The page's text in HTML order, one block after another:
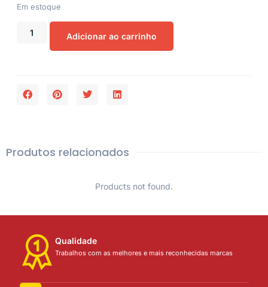
Em estoque
Adicionar ao carrinho
Produtos relacionados
Products not found.
Qualidade
Trabalhos com as melhores e mais reconhecidas marcas